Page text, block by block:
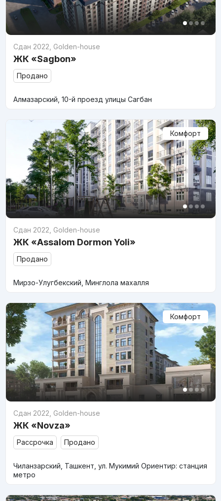
Сдан 2022 Golden-house
ЖК «Sagbon»
Продано
Алмазарский, 10-й проезд улицы Сагбан
Комфорт
Сдан 2022 Golden-house
ЖК «Assalom Dormon Yoli»
Продано
Мирзо-Улугбекский, Минглола махалля
Комфорт
Сдан 2022 Golden-house
ЖК «Novza»
Рассрочка Продано
Чиланзарский, Ташкент, ул. Мукимий Ориентир: станция
метро